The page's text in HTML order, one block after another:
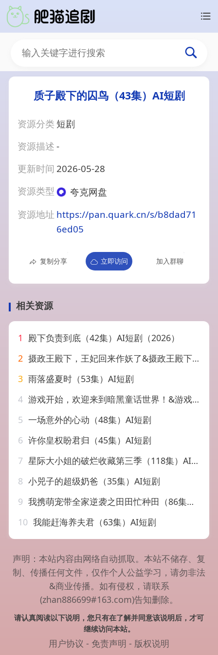
质子殿下的囚鸟（43集）AI短剧
资源分类 短剧
资源描述-
更新时间 2026-05-28
资源类型
夸克网盘
资源地址 https://pan.quark.cn/s/b8dad71
6ed05
复制分享 立即访问 加入群聊
相关资源
1
殿下负责到底（42集）AI短剧（2026）
2 摄政王殿下，王妃回来作妖了&摄政王殿下王妃回来作妖了（62集）AI短剧
3 雨落盛夏时（53集）AI短剧
4 游戏开始，欢迎来到暗黑童话世界！&游戏开始欢迎来到暗黑童话世界（93集）AI短剧
5 一场意外的心动（48集）AI短剧
6 许你皇权盼君归（45集）AI短剧
7 星际大小姐的破烂收藏第三季（118集）AI短剧
8 小兕子的超级奶爸（35集）AI短剧
9 我携萌宠带全家逆袭之田田忙种田（86集）AI短剧
10 我能赶海养夫君（63集）AI短剧
声明：本站内容由网络自动抓取。本站不储存、复
制、传播任何文件，仅作个人公益学习，请勿非法
&商业传播。如有侵权，请联系
(zhan886699#163.com)告知删除。
请认真阅读以下说明，您只有在了解并同意该说明后，才可
继续访问本站。
用户协议 - 免责声明 - 版权说明